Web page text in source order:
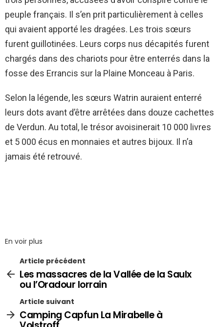
peuple français. Il s’en prit particulièrement à celles
qui avaient apporté les dragées. Les trois sœurs
furent guillotinées. Leurs corps nus décapités furent
chargés dans des chariots pour être enterrés dans la
fosse des Errancis sur la Plaine Monceau à Paris.
Selon la légende, les sœurs Watrin auraient enterré
leurs dots avant d’être arrêtées dans douze cachettes
de Verdun. Au total, le trésor avoisinerait 10 000 livres
et 5 000 écus en monnaies et autres bijoux. Il n’a
jamais été retrouvé.
En voir plus
Article précédent
Les massacres de la Vallée de la Saulx
ou l’Oradour lorrain
Article suivant
Camping Capfun La Mirabelle à